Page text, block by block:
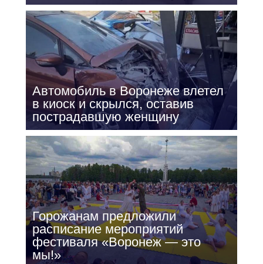
Автомобиль в Воронеже влетел
в киоск и скрылся, оставив
пострадавшую женщину
Горожанам предложили
расписание мероприятий
фестиваля «Воронеж — это
мы!»